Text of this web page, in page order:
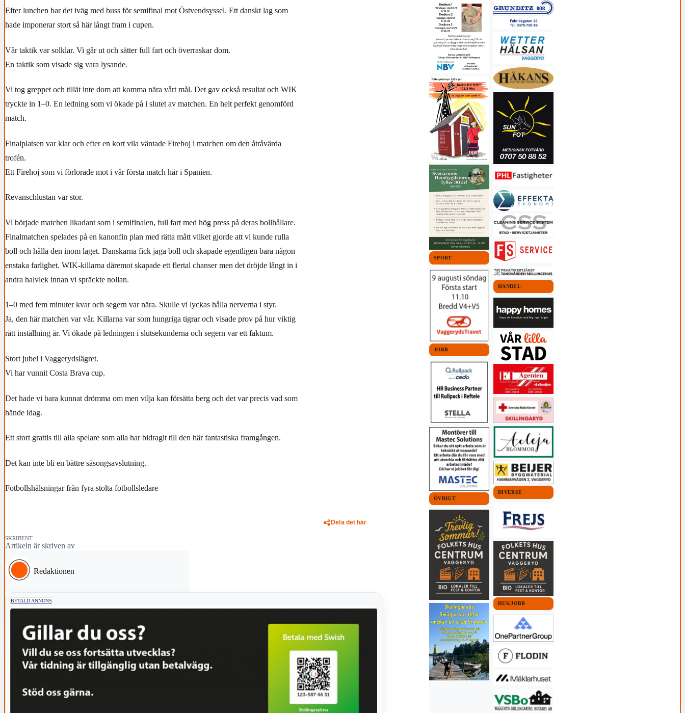
Efter lunchen bar det iväg med buss för semifinal mot Östvendsyssel. Ett danskt lag som
hade imponerar stort så här långt fram i cupen.
Vår taktik var solklar. Vi går ut och sätter full fart och överraskar dom.
En taktik som visade sig vara lysande.
Vi tog greppet och tillät inte dom att komma nära vårt mål. Det gav också resultat och WIK
tryckte in 1–0. En ledning som vi ökade på i slutet av matchen. En helt perfekt genomförd
match.
Finalplatsen var klar och efter en kort vila väntade Firehoj i matchen om den åtråvärda
trofén.
Ett Firehoj som vi förlorade mot i vår första match här i Spanien.
Revanschlustan var stor.
Vi började matchen likadant som i semifinalen, full fart med hög press på deras bollhållare.
Finalmatchen spelades på en kanonfin plan med rätta mått vilket gjorde att vi kunde rulla
boll och hålla den inom laget. Danskarna fick jaga boll och skapade egentligen bara någon
enstaka farlighet. WIK-killarna däremot skapade ett flertal chanser men det dröjde långt in i
andra halvlek innan vi spräckte nollan.
1–0 med fem minuter kvar och segern var nära. Skulle vi lyckas hålla nerverna i styr.
Ja, den här matchen var vår. Killarna var som hungriga tigrar och visade prov på hur viktig
rätt inställning är. Vi ökade på ledningen i slutsekunderna och segern var ett faktum.
Stort jubel i Vaggerydslägret.
Vi har vunnit Costa Brava cup.
Det hade vi bara kunnat drömma om men vilja kan försätta berg och det var precis vad som
hände idag.
Ett stort grattis till alla spelare som alla har bidragit till den här fantastiska framgången.
Det kan inte bli en bättre säsongsavslutning.
Fotbollshälsningar från fyra stolta fotbollsledare
Dela det här
SKRIBENT
Artikeln är skriven av
Redaktionen
BETALD ANNONS
SPORT
JOBB
ÖVRIGT
HANDEL
DIVERSE
HUS/JOBB